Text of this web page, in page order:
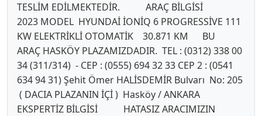
TESLİM EDİLMEKTEDİR. ARAÇ BİLGİSİ
2023 MODEL HYUNDAİ İONİQ 6 PROGRESSİVE 111
KW ELEKTRİKLİ OTOMATİK 30.871 KM BU
ARAÇ HASKÖY PLAZAMIZDADIR. TEL : (0312) 338 00
34 (311/314) - CEP : (0555) 694 32 33 CEP 2 : (0541
634 94 31) Şehit Ömer HALİSDEMİR Bulvarı No: 205
( DACIA PLAZANIN İÇİ ) Hasköy / ANKARA
EKSPERTİZ BİLGİSİ HATASIZ ARACIMIZIN